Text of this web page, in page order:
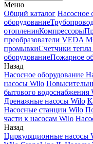
Меню
Общий каталог Насосное
оборудование
отопленияКомпрессоры
преобразователи VEDA
промывкиСчетчики
оборудованиеПожарное
Назад
Насосное оборудование
насосы Wilo
бытового водоснабжения
Дренажные насосы Wilo
Насосные станции Wilo
части к насосам Wilo
Назад
Циркуляционные насосы